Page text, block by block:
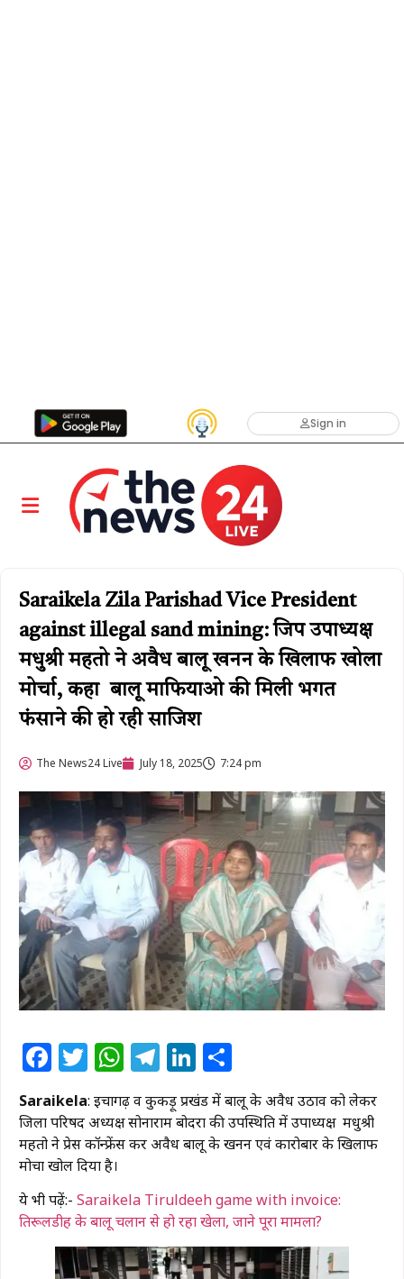
Sign in
Saraikela Zila Parishad Vice President
against illegal sand mining: जिप उपाध्यक्ष
मधुश्री महतो ने अवैध बालू खनन के खिलाफ खोला
मोर्चा, कहा बालू माफियाओ की मिली भगत
फंसाने की हो रही साजिश
The News24 Live July 18, 2025 7:24 pm
Facebook
Twitter
WhatsApp
Telegram
LinkedIn
Saraikela: ईचागढ़ व कुकड़ू प्रखंड में बालू के अवैध उठाव को लेकर
जिला परिषद अध्यक्ष सोनाराम बोदरा की उपस्थिति में उपाध्यक्ष मधुश्री
महतो ने प्रेस कॉन्फ्रेंस कर अवैध बालू के खनन एवं कारोबार के खिलाफ
मोर्चा खोल दिया है।
ये भी पढ़ें:- Saraikela Tiruldeeh game with invoice:
तिरूलडीह के बालू चलान से हो रहा खेला, जाने पूरा मामला?